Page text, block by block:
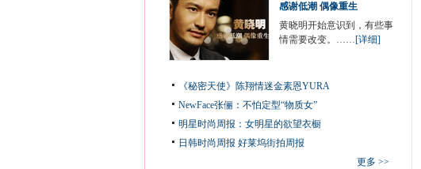
感谢低潮 偶像重生
黄晓明开始意识到，有些事
情需要改变。……[详细]
《秘密天使》陈翔情迷金素恩YURA
NewFace张俪：不怕定型“物质女”
明星时尚周报：女明星的欲望衣橱
日韩时尚周报 好莱坞街拍周报
更多 >>